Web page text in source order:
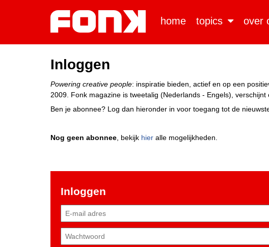
home topics over
Inloggen
Powering creative people: inspiratie bieden, actief en op een
2009. Fonk magazine is tweetalig (Nederlands - Engels),
Ben je abonnee? Log dan hieronder in voor toegang tot de
Nog geen abonnee , bekijk hier alle mogelijkheden.
Inloggen